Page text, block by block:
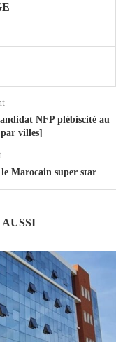
NFP plébiscité au
villes]
Marocain super star